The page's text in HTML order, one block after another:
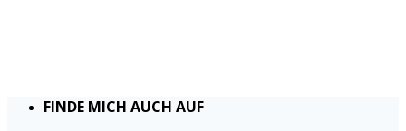
FINDE MICH AUCH AUF